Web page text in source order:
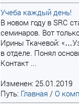
Учеба каждый день!
В новом году в SRC
семинаров. Вот
Ирины Ткачевой:
в отделе. Понял
Контакт ...
Изменен: 25.01.2019
Путь: Главная / О